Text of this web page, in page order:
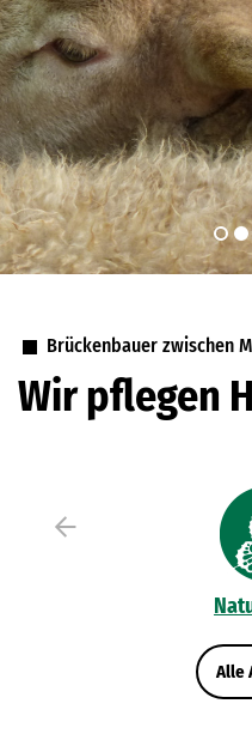
Brückenbauer zwischen
Wir pflegen
Alle